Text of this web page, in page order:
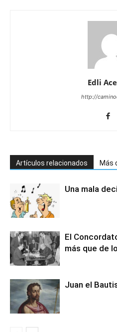
Edli
http://
Artículos relacionados Más
Una mala
El
más que de
Juan el